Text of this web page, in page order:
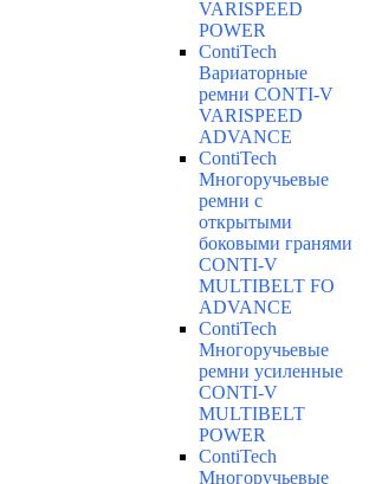
VARISPEED
POWER
ContiTech
Вариаторные
ремни CONTI-V
VARISPEED
ADVANCE
ContiTech
Многоручьевые
ремни с
открытыми
боковыми гранями
CONTI-V
MULTIBELT FO
ADVANCE
ContiTech
Многоручьевые
ремни усиленные
CONTI-V
MULTIBELT
POWER
ContiTech
Многоручьевые